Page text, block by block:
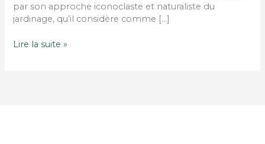
par son approche iconoclaste et naturaliste du
jardinage, qu’il considère comme […]
Jardin
Lire la suite »